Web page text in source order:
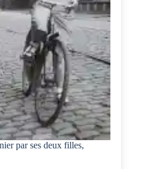
par ses deux filles,